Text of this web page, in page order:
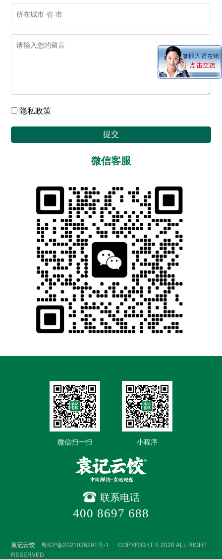
隐私政策
提交
微信客服
微信扫一扫 小程序
联系电话
400 8697 688
袁记云饺 粤ICP备2021026291号-1
COPYRIGHT © 2020 ALL RIGHT
RESERVED